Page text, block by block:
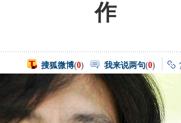
作
搜狐微博(0) 我来说两句(0)